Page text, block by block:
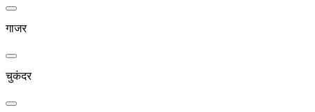
गाजर
चुकंदर